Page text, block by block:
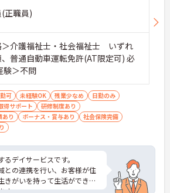
正職員)
＞介護福祉士・社会福祉士 いずれ
普通自動車運転免許(AT限定可) 必
験＞不問
可 未経験OK 残業少なめ
日勤のみ
得サポート
研修制度あり
り
ボーナス・賞与あり
社会保険完備
デイサービスです。
との連携を行い、お客様が住
きがいを持って生活ができる
す。